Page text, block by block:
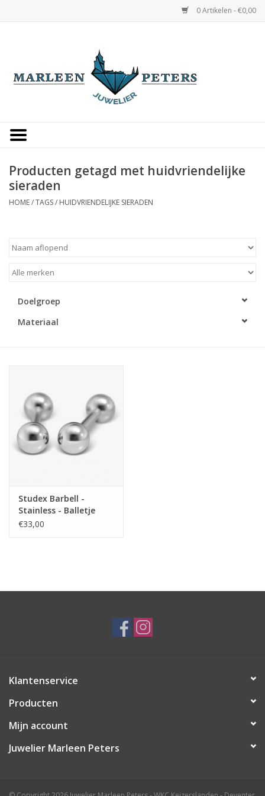
0 Artikelen - €0,00
Occasions
Cadeaukaarten
Producten getagd met huidvriendelijke
sieraden
HOME/TAGS/ HUIDVRIENDELIJKE SIERADEN
Doelgroep
Materiaal
Studex Barbell -
Stainless - Balletje
7512-2300 (181)
€33,00
Klantenservice
Producten
Mijn account
Juwelier Marleen Peters